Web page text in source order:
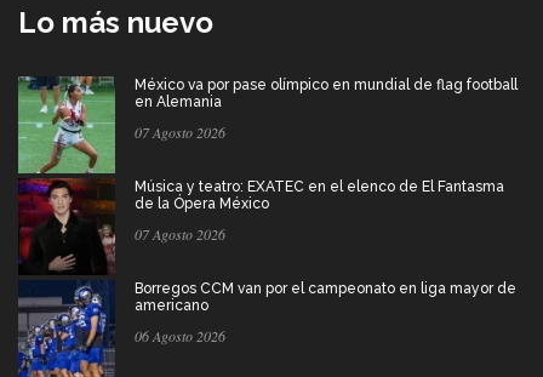
Lo más nuevo
México va por pase olímpico en mundial de flag football
en Alemania
07 Agosto 2026
Música y teatro: EXATEC en el elenco de El Fantasma
de la Ópera México
07 Agosto 2026
Borregos CCM van por el campeonato en liga mayor de
americano
06 Agosto 2026